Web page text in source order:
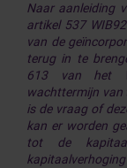
Naar aanleiding
artikel 537
van de
terug in te
613 van het
wachttermijn van
is de vraag of
kan er worden
tot de